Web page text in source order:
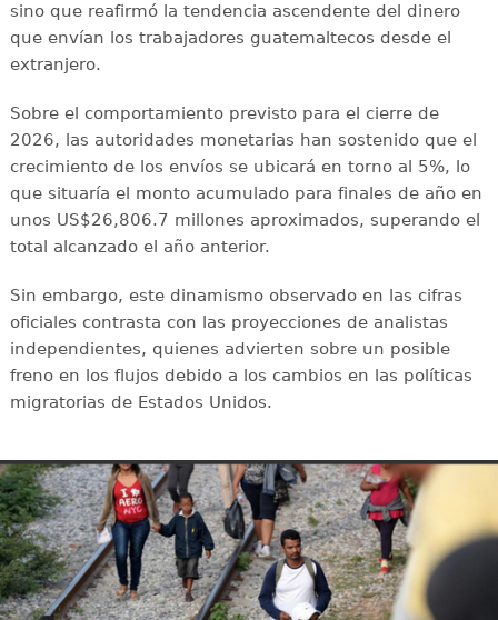
sino que reafirmó la tendencia ascendente del dinero
que envían los trabajadores guatemaltecos desde el
extranjero.
Sobre el comportamiento previsto para el cierre de
2026, las autoridades monetarias han sostenido que el
crecimiento de los envíos se ubicará en torno al 5%, lo
que situaría el monto acumulado para finales de año en
unos US$26,806.7 millones aproximados, superando el
total alcanzado el año anterior.
Sin embargo, este dinamismo observado en las cifras
oficiales contrasta con las proyecciones de analistas
independientes, quienes advierten sobre un posible
freno en los flujos debido a los cambios en las políticas
migratorias de Estados Unidos.